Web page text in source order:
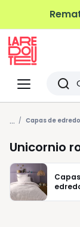
Menu
Redoute
... Capas de
Unicornio